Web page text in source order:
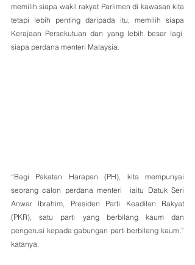
memilih siapa wakil rakyat Parlimen di kawasan kita
tetapi lebih penting daripada itu, memilih siapa
Kerajaan Persekutuan dan yang lebih besar lagi
siapa perdana menteri Malaysia.
“Bagi Pakatan Harapan (PH), kita mempunyai
seorang calon perdana menteri  iaitu Datuk Seri
Anwar Ibrahim, Presiden Parti Keadilan Rakyat
(PKR), satu parti yang berbilang kaum dan
pengerusi kepada gabungan parti berbilang kaum,”
katanya.